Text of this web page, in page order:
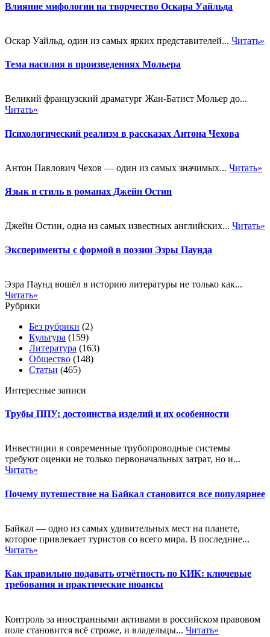
Влияние мифологии на творчество Оскара Уайльда
Оскар Уайльд, один из самых ярких представителей... Читать»
Тема насилия в произведениях Мольера
Великий французский драматург Жан-Батист Мольер до...
Читать»
Психологический реализм в рассказах Антона Чехова
Антон Павлович Чехов — один из самых значимых... Читать»
Язык и стиль в романах Джейн Остин
Джейн Остин, одна из самых известных английских... Читать»
Эксперименты с формой в поэзии Эзры Паунда
Эзра Паунд вошёл в историю литературы не только как...
Читать»
Рубрики
Без рубрики (2)
Культура (159)
Литература (163)
Общество (148)
Статьи (465)
Интересные записи
Трубы ППУ: достоинства изделий и их особенности
Инвестиции в современные трубопроводные системы
требуют оценки не только первоначальных затрат, но и...
Читать»
Почему путешествие на Байкал становится все популярнее
Байкал — одно из самых удивительных мест на планете,
которое привлекает туристов со всего мира. В последние...
Читать»
Как правильно подавать отчётность по КИК: ключевые
требования и практические нюансы
Контроль за иностранными активами в российском правовом
поле становится всё строже, и владельцы... Читать»